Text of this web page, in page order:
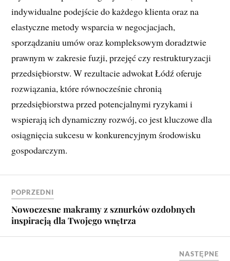
indywidualne podejście do każdego klienta oraz na
elastyczne metody wsparcia w negocjacjach,
sporządzaniu umów oraz kompleksowym doradztwie
prawnym w zakresie fuzji, przejęć czy restrukturyzacji
przedsiębiorstw. W rezultacie adwokat Łódź oferuje
rozwiązania, które równocześnie chronią
przedsiębiorstwa przed potencjalnymi ryzykami i
wspierają ich dynamiczny rozwój, co jest kluczowe dla
osiągnięcia sukcesu w konkurencyjnym środowisku
gospodarczym.
POPRZEDNI
Nowoczesne makramy z sznurków ozdobnych
inspiracją dla Twojego wnętrza
NASTĘPNE